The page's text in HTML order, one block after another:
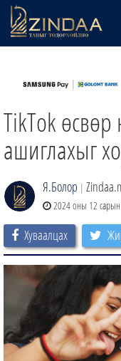
ТВ8
ӨГЛӨӨНИЙ СОНИН
TikTok өсвөр
ашиглахыг
Я.Болор |
2024 оны 12
Хуваалцах